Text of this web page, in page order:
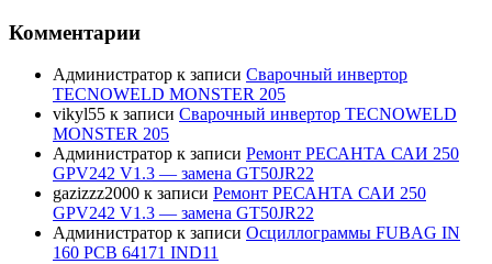
Комментарии
Администратор к записи Сварочный инвертор
TECNOWELD MONSTER 205
vikyl55 к записи Сварочный инвертор TECNOWELD
MONSTER 205
Администратор к записи Ремонт РЕСАНТА САИ 250
GPV242 V1.3 — замена GT50JR22
gazizzz2000 к записи Ремонт РЕСАНТА САИ 250
GPV242 V1.3 — замена GT50JR22
Администратор к записи Осциллограммы FUBAG IN
160 PCB 64171 IND11